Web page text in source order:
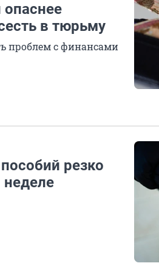
в тюрьму
проблем с финансами
резко
неделе